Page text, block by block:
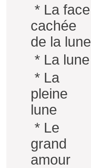
* La face
cachée
de la lune
* La lune
* La
pleine
lune
* Le
grand
amour